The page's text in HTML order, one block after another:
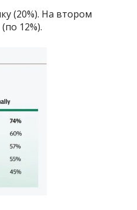
(20%). На втором
12%).